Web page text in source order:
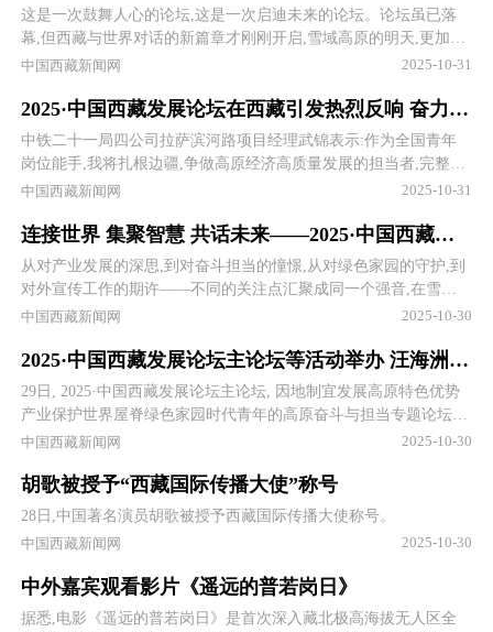
这是一次鼓舞人心的论坛,这是一次启迪未来的论坛。论坛虽已落
幕,但西藏与世界对话的新篇章才刚刚开启,雪域高原的明天,更加值
得期待。
中国西藏新闻网 2025-10-31
2025·中国西藏发展论坛在西藏引发热烈反响 奋力书写美丽西藏高质量发展新篇章
中铁二十一局四公司拉萨滨河路项目经理武锦表示:作为全国青年
岗位能手,我将扎根边疆,争做高原经济高质量发展的担当者,完整准
确全面贯彻新发展理念,积极参与国家重大工程项目建设,抢工期、
中国西藏新闻网 2025-10-31
连接世界 集聚智慧 共话未来——2025·中国西藏发展论坛开幕侧记
从对产业发展的深思,到对奋斗担当的憧憬,从对绿色家园的守护,到
对外宣传工作的期许——不同的关注点汇聚成同一个强音,在雪域
高原上空回响,那就是敢于担当、锐意进取,努力建设团结富裕文明
中国西藏新闻网 2025-10-30
2025·中国西藏发展论坛主论坛等活动举办 汪海洲任维徐志涛赵鹏出席并讲话
29日, 2025·中国西藏发展论坛主论坛, 因地制宜发展高原特色优势
产业保护世界屋脊绿色家园时代青年的高原奋斗与担当专题论坛和
首届西藏国际传播大会成功举办。
中国西藏新闻网 2025-10-30
胡歌被授予“西藏国际传播大使”称号
28日,中国著名演员胡歌被授予西藏国际传播大使称号。
中国西藏新闻网 2025-10-30
中外嘉宾观看影片《遥远的普若岗日》
据悉,电影《遥远的普若岗日》是首次深入藏北极高海拔无人区全